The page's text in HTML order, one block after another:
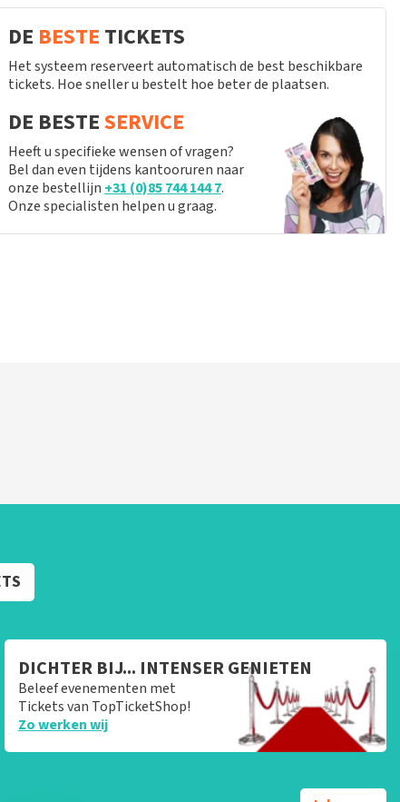
DE BESTE TICKETS
Het systeem reserveert automatisch de best beschikbare
tickets. Hoe sneller u bestelt hoe beter de plaatsen.
DE BESTESERVICE
Heeft u specifieke wensen of vragen?
Bel dan even tijdens kantooruren naar
onze bestellijn +31 (0)85 744 144 7.
Onze specialisten helpen u graag.
DICHTER BIJ... INTENSER GENIETEN
Beleef evenementen met
Tickets van TopTicketShop!
Zo werken wij